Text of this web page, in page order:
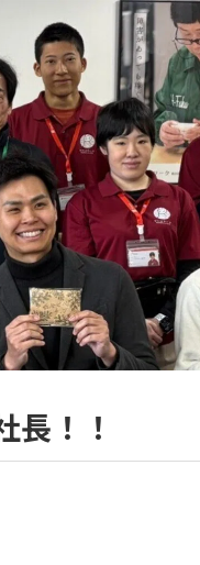
長！！
・九州エリア